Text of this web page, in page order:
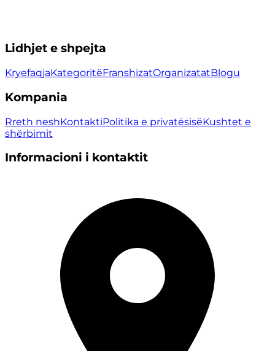
Lidhjet e shpejta
KryefaqjaKategoritëFranshizatOrganizatatBlogu
Kompania
Rreth neshKontaktiPolitika e privatësisëKushtet e
shërbimit
Informacioni i kontaktit